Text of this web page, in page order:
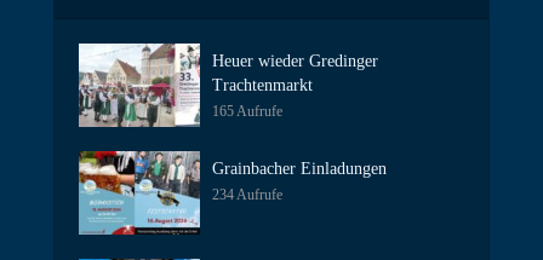
Heuer wieder Gredinger
Trachtenmarkt
165 Aufrufe
Grainbacher Einladungen
234 Aufrufe